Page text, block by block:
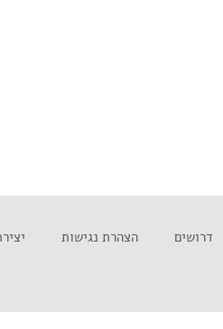
דרושים הצהרת נגישות